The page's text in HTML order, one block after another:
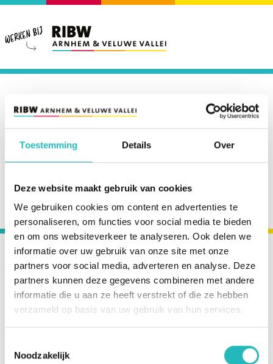
Toestemming Details Over
Deze website maakt gebruik van cookies
We gebruiken cookies om content en advertenties te
personaliseren, om functies voor social media te bieden
en om ons websiteverkeer te analyseren. Ook delen we
informatie over uw gebruik van onze site met onze
partners voor social media, adverteren en analyse. Deze
partners kunnen deze gegevens combineren met andere
informatie die u aan ze heeft verstrekt of die ze hebben
verzameld op basis van uw gebruik van hun services.
Noodzakelijk
NIEUWS
Lees voor
Er zijn geen berichten om weer te geven.
Footer
Snel naar
Over ons
Nieuws